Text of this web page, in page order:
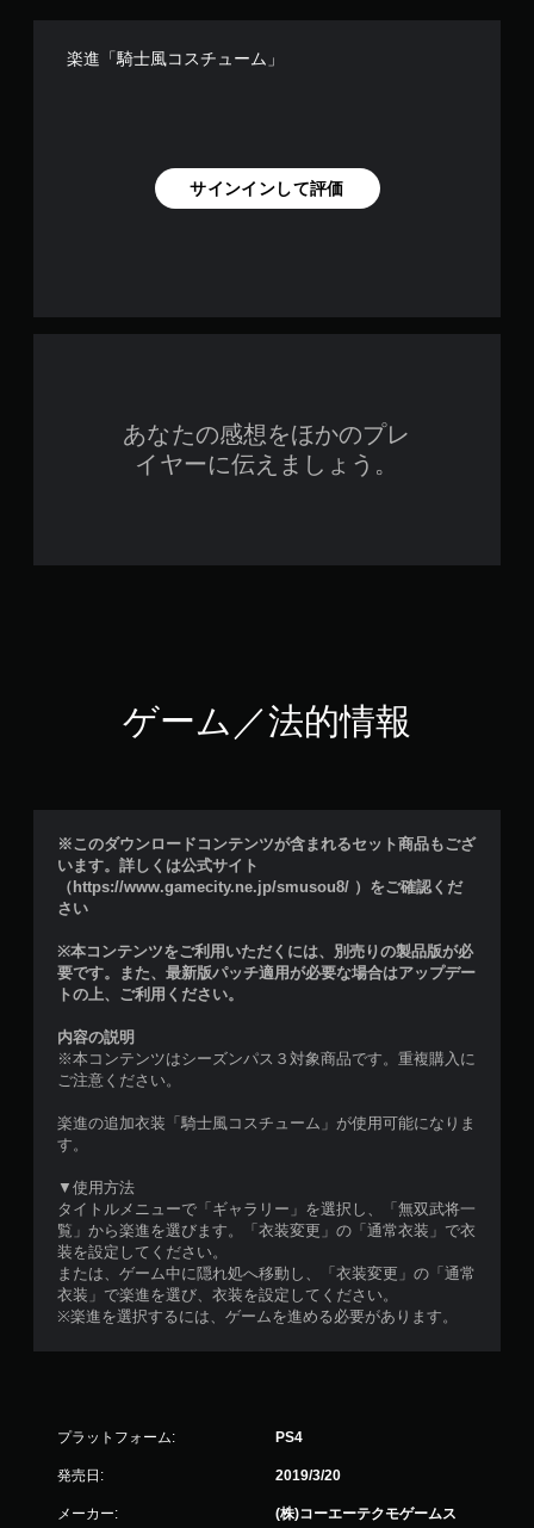
楽進「騎士風コスチューム」
サインインして評価
あなたの感想をほかのプレ
イヤーに伝えましょう。
ゲーム／法的情報
※このダウンロードコンテンツが含まれるセット商品もござ
います。詳しくは公式サイト
（https://www.gamecity.ne.jp/smusou8/ ）をご確認くだ
さい
※本コンテンツをご利用いただくには、別売りの製品版が必
要です。また、最新版パッチ適用が必要な場合はアップデー
トの上、ご利用ください。
内容の説明
※本コンテンツはシーズンパス３対象商品です。重複購入に
ご注意ください。
楽進の追加衣装「騎士風コスチューム」が使用可能になりま
す。
▼使用方法
タイトルメニューで「ギャラリー」を選択し、「無双武将一
覧」から楽進を選びます。「衣装変更」の「通常衣装」で衣
装を設定してください。
または、ゲーム中に隠れ処へ移動し、「衣装変更」の「通常
衣装」で楽進を選び、衣装を設定してください。
※楽進を選択するには、ゲームを進める必要があります。
プラットフォーム: PS4
発売日: 2019/3/20
メーカー: (株)コーエーテクモゲームス